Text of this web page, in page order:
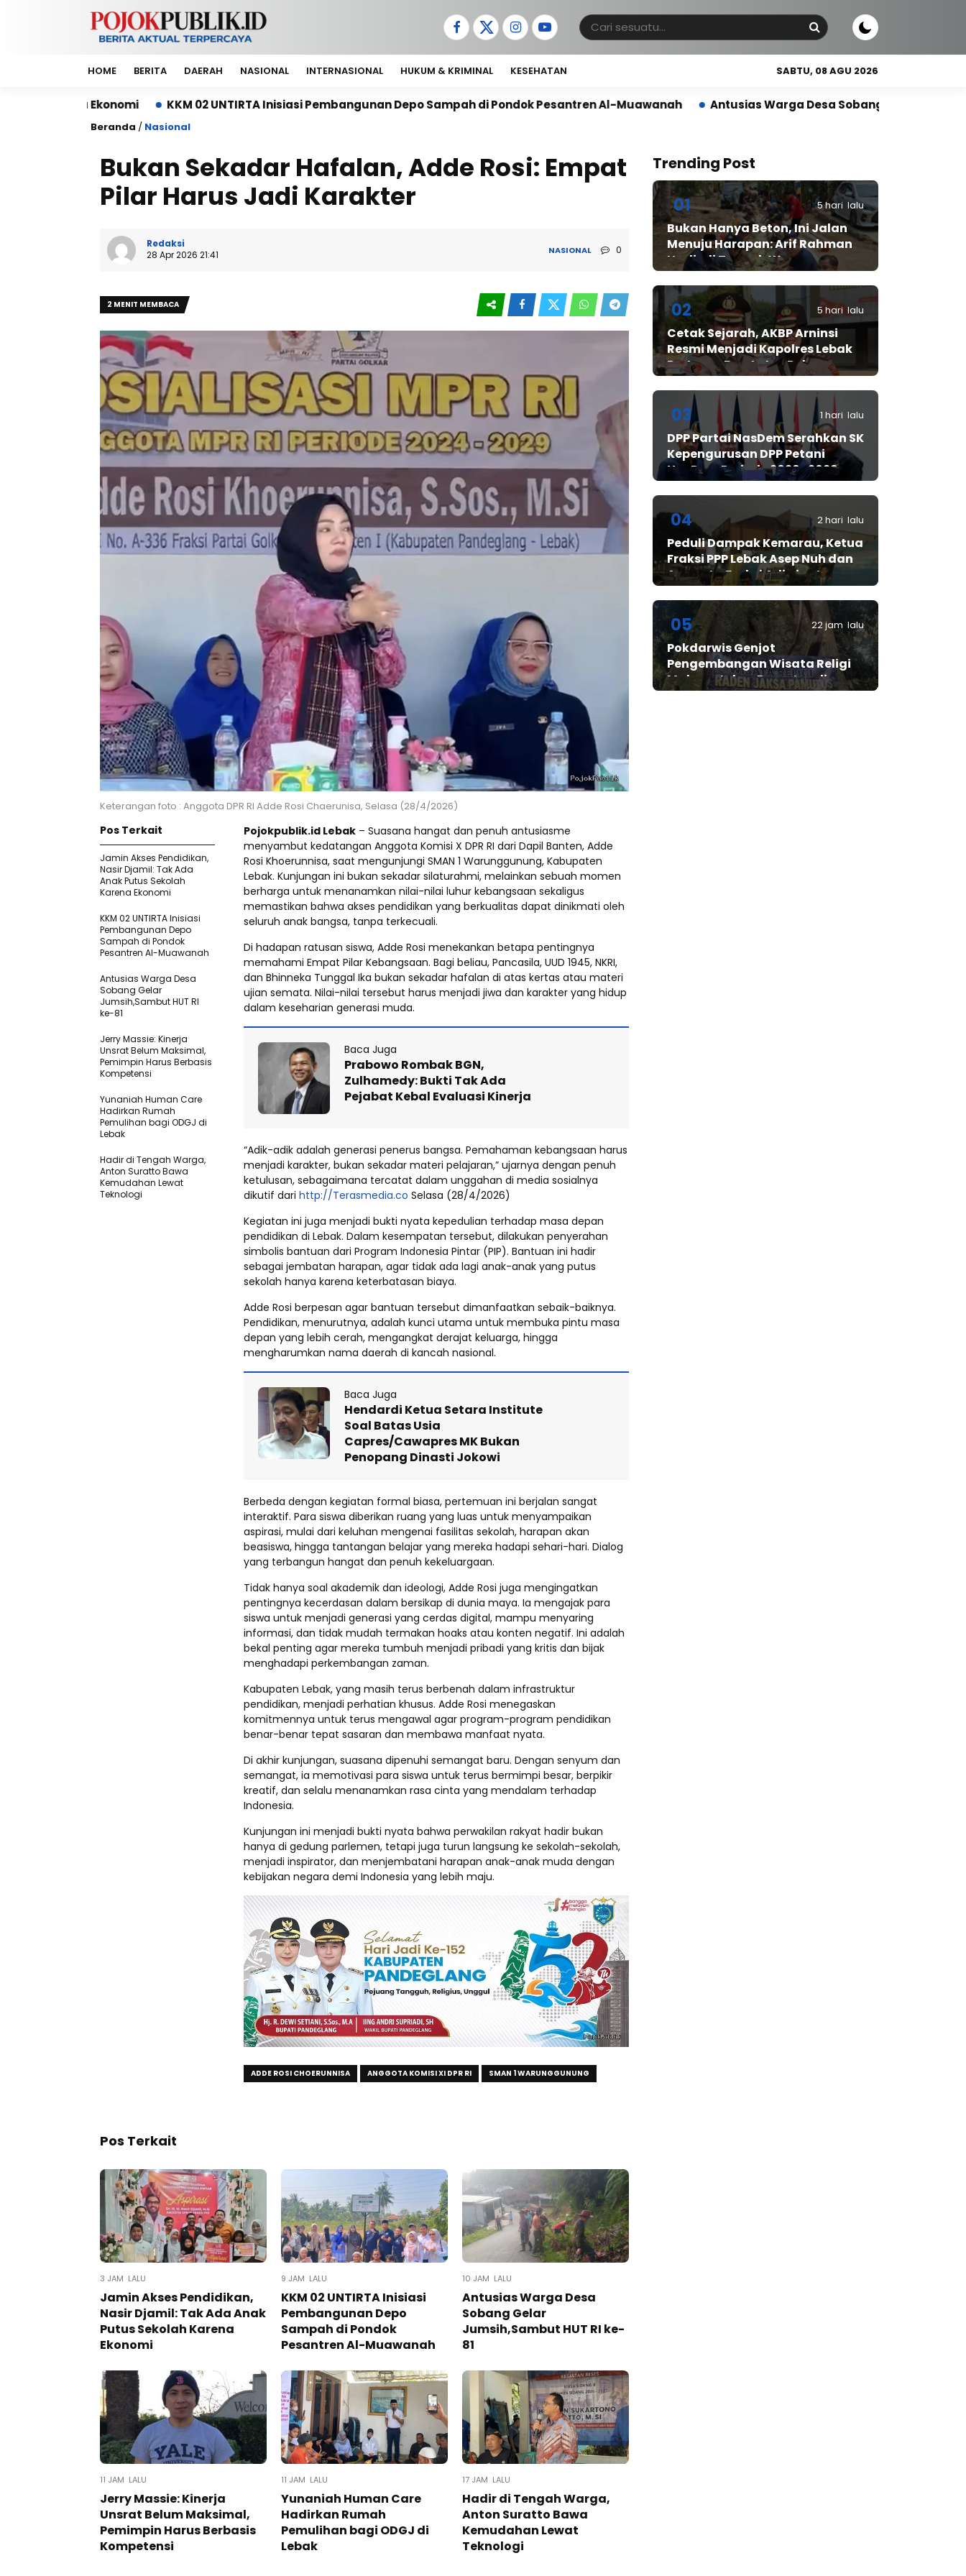
HOME BERITA DAERAH NASIONAL INTERNASIONAL HUKUM & KRIMINAL KESEHATAN SABTU, 08 AGU 2026
KKM 02 UNTIRTA Inisiasi Pembangunan Depo Sampah di Pondok Pesantren Al-Muawanah Antusias Warga Desa Sobang Gelar Jumsih,Sambut HUT RI
Beranda / Nasional
Bukan Sekadar Hafalan, Adde Rosi: Empat
Pilar Harus Jadi Karakter
Redaksi
28 Apr 2026 21:41
NASIONAL 0
2 MENIT MEMBACA
Keterangan foto : Anggota DPR RI Adde Rosi Chaerunisa, Selasa (28/4/2026)
Pojokpublik.id Lebak – Suasana hangat dan penuh antusiasme
menyambut kedatangan Anggota Komisi X DPR RI dari Dapil Banten, Adde
Rosi Khoerunnisa, saat mengunjungi SMAN 1 Warunggunung, Kabupaten
Lebak. Kunjungan ini bukan sekadar silaturahmi, melainkan sebuah momen
berharga untuk menanamkan nilai-nilai luhur kebangsaan sekaligus
memastikan bahwa akses pendidikan yang berkualitas dapat dinikmati oleh
seluruh anak bangsa, tanpa terkecuali.
Di hadapan ratusan siswa, Adde Rosi menekankan betapa pentingnya
memahami Empat Pilar Kebangsaan. Bagi beliau, Pancasila, UUD 1945, NKRI,
dan Bhinneka Tunggal Ika bukan sekadar hafalan di atas kertas atau materi
ujian semata. Nilai-nilai tersebut harus menjadi jiwa dan karakter yang hidup
dalam keseharian generasi muda.
Baca Juga
Prabowo Rombak BGN,
Zulhamedy: Bukti Tak Ada
Pejabat Kebal Evaluasi Kinerja
“Adik-adik adalah generasi penerus bangsa. Pemahaman kebangsaan harus
menjadi karakter, bukan sekadar materi pelajaran,” ujarnya dengan penuh
ketulusan, sebagaimana tercatat dalam unggahan di media sosialnya
dikutif dari http://Terasmedia.co Selasa (28/4/2026)
Kegiatan ini juga menjadi bukti nyata kepedulian terhadap masa depan
pendidikan di Lebak. Dalam kesempatan tersebut, dilakukan penyerahan
simbolis bantuan dari Program Indonesia Pintar (PIP). Bantuan ini hadir
sebagai jembatan harapan, agar tidak ada lagi anak-anak yang putus
sekolah hanya karena keterbatasan biaya.
Adde Rosi berpesan agar bantuan tersebut dimanfaatkan sebaik-baiknya.
Pendidikan, menurutnya, adalah kunci utama untuk membuka pintu masa
depan yang lebih cerah, mengangkat derajat keluarga, hingga
mengharumkan nama daerah di kancah nasional.
Baca Juga
Hendardi Ketua Setara Institute
Soal Batas Usia
Capres/Cawapres MK Bukan
Penopang Dinasti Jokowi
Berbeda dengan kegiatan formal biasa, pertemuan ini berjalan sangat
interaktif. Para siswa diberikan ruang yang luas untuk menyampaikan
aspirasi, mulai dari keluhan mengenai fasilitas sekolah, harapan akan
beasiswa, hingga tantangan belajar yang mereka hadapi sehari-hari. Dialog
yang terbangun hangat dan penuh kekeluargaan.
Tidak hanya soal akademik dan ideologi, Adde Rosi juga mengingatkan
pentingnya kecerdasan dalam bersikap di dunia maya. Ia mengajak para
siswa untuk menjadi generasi yang cerdas digital, mampu menyaring
informasi, dan tidak mudah termakan hoaks atau konten negatif. Ini adalah
bekal penting agar mereka tumbuh menjadi pribadi yang kritis dan bijak
menghadapi perkembangan zaman.
Kabupaten Lebak, yang masih terus berbenah dalam infrastruktur
pendidikan, menjadi perhatian khusus. Adde Rosi menegaskan
komitmennya untuk terus mengawal agar program-program pendidikan
benar-benar tepat sasaran dan membawa manfaat nyata.
Di akhir kunjungan, suasana dipenuhi semangat baru. Dengan senyum dan
semangat, ia memotivasi para siswa untuk terus bermimpi besar, berpikir
kreatif, dan selalu menanamkan rasa cinta yang mendalam terhadap
Indonesia.
Kunjungan ini menjadi bukti nyata bahwa perwakilan rakyat hadir bukan
hanya di gedung parlemen, tetapi juga turun langsung ke sekolah-sekolah,
menjadi inspirator, dan menjembatani harapan anak-anak muda dengan
kebijakan negara demi Indonesia yang lebih maju.
ADDE ROSI CHOERUNNISA ANGGOTA KOMISI XI DPR RI SMAN 1 WARUNGGUNUNG
Pos Terkait
Jamin Akses Pendidikan,
Nasir Djamil: Tak Ada
Anak Putus Sekolah
Karena Ekonomi
KKM 02 UNTIRTA Inisiasi
Pembangunan Depo
Sampah di Pondok
Pesantren Al-Muawanah
Antusias Warga Desa
Sobang Gelar
Jumsih,Sambut HUT RI
ke-81
Jerry Massie: Kinerja
Unsrat Belum Maksimal,
Pemimpin Harus Berbasis
Kompetensi
Yunaniah Human Care
Hadirkan Rumah
Pemulihan bagi ODGJ di
Lebak
Hadir di Tengah Warga,
Anton Suratto Bawa
Kemudahan Lewat
Teknologi ​
Pos Terkait
3 JAM LALU
Jamin Akses Pendidikan,
Nasir Djamil: Tak Ada Anak
Putus Sekolah Karena
Ekonomi
9 JAM LALU
KKM 02 UNTIRTA Inisiasi
Pembangunan Depo
Sampah di Pondok
Pesantren Al-Muawanah
10 JAM LALU
Antusias Warga Desa
Sobang Gelar
Jumsih,Sambut HUT RI ke-
81
11 JAM LALU
Jerry Massie: Kinerja
Unsrat Belum Maksimal,
Pemimpin Harus Berbasis
Kompetensi
11 JAM LALU
Yunaniah Human Care
Hadirkan Rumah
Pemulihan bagi ODGJ di
Lebak
17 JAM LALU
Hadir di Tengah Warga,
Anton Suratto Bawa
Kemudahan Lewat
Teknologi ​
Trending Post
01 5 hari lalu
Bukan Hanya Beton, Ini Jalan
Menuju Harapan: Arif Rahman
Hadir di Tengah Warga
Cibadak
02 5 hari lalu
Cetak Sejarah, AKBP Arninsi
Resmi Menjadi Kapolres Lebak
Pertama Berstatus Polwan
03 1 hari lalu
DPP Partai NasDem Serahkan SK
Kepengurusan DPP Petani
NasDem Periode 2026–2029,
Arif Rahman, S.H. Resmi Pimpin
Nasdem
04 2 hari lalu
Peduli Dampak Kemarau, Ketua
Fraksi PPP Lebak Asep Nuh dan
Anggota Fraksi Adiwinata
Kusuma Salurkan Bantuan Air
Bersih untuk Warga
Bintangresm
05 22 jam lalu
Pokdarwis Genjot
Pengembangan Wisata Religi
Makam Jaksa Pamutus di
Lebak